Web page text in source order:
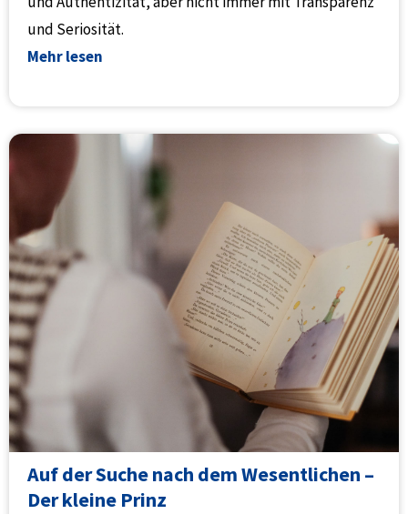
und Seriosität.
Mehr lesen
Auf der Suche nach dem Wesentlichen –
Der kleine Prinz